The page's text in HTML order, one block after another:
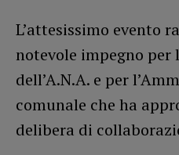
L’attesissimo evento
notevole impegno per
dell’A.N.A. e per
comunale che ha
delibera di